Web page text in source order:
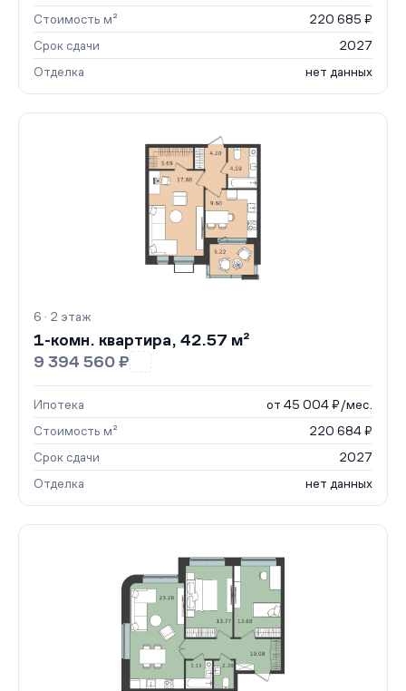
Стоимость м²
220 685 ₽
Срок сдачи
2027
Отделка
нет данных
6 · 2 этаж
1-комн. квартира, 42.57 м²
9 394 560 ₽
Ипотека
от 45 004 ₽/мес.
Стоимость м²
220 684 ₽
Срок сдачи
2027
Отделка
нет данных